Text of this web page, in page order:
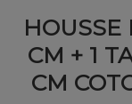
HOUSSE
CM + 1
CM